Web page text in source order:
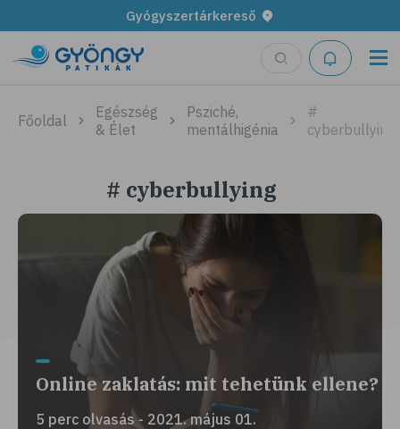
Gyógyszertárkereső
Főoldal
Egészség
& Élet
Psziché,
mentálhigénia
#
cyberbullying
# cyberbullying
Online zaklatás: mit tehetünk ellene?
5 perc olvasás - 2021. május 01.